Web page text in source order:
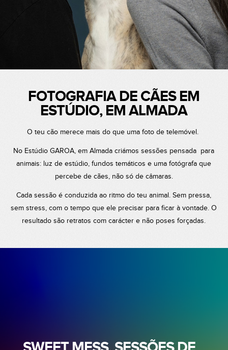
FOTOGRAFIA DE CÃES EM
ESTÚDIO, EM ALMADA
O teu cão merece mais do que uma foto de telemóvel.
No Estúdio GAROA, em Almada criámos sessões pensada para
animais: luz de estúdio, fundos temáticos e uma fotógrafa que
percebe de cães, não só de câmaras.
Cada sessão é conduzida ao ritmo do teu animal. Sem pressa,
sem stress, com o tempo que ele precisar para ficar à vontade. O
resultado são retratos com carácter e não poses forçadas.